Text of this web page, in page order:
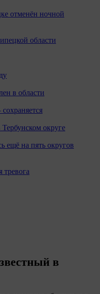
отменён ночной
области
в области
округе
ещё на пять округов
тревога
в